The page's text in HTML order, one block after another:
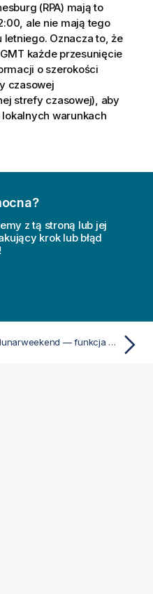
(RPA) mają to
ale nie mają tego
Oznacza to, że
każde przesunięcie
o szerokości
czasowej
strefy czasowej), aby
warunkach
z tą stroną lub jej
krok lub błąd
lunarweekend — funkcja skryptu i funkcja wykresu